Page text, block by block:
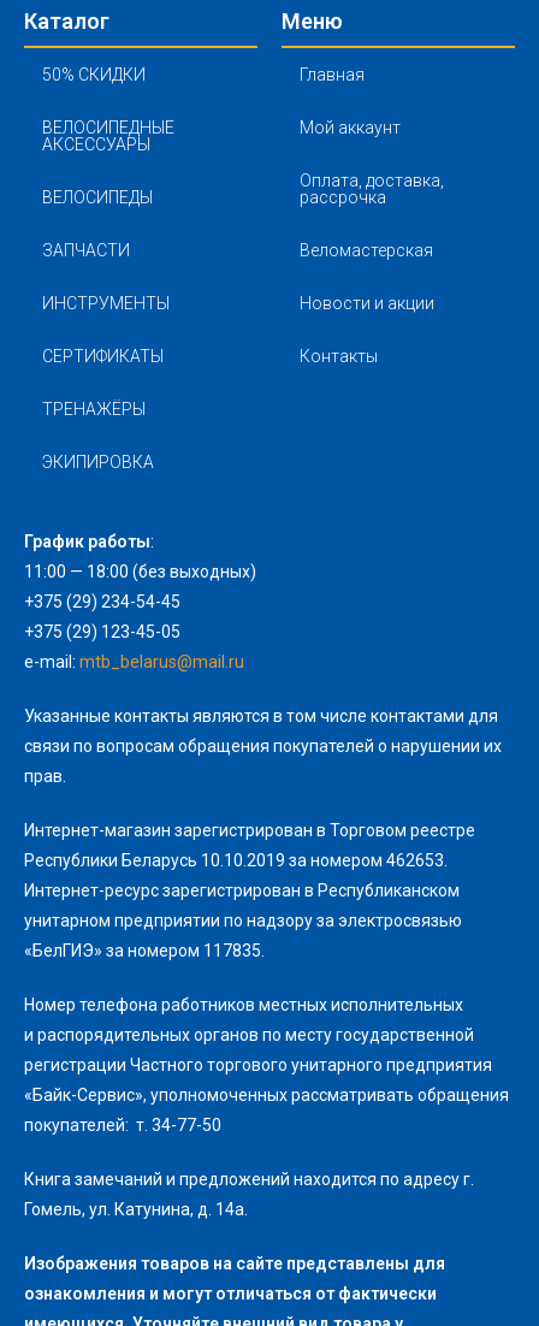
Каталог
50% СКИДКИ
ВЕЛОСИПЕДНЫЕ
АКСЕССУАРЫ
ВЕЛОСИПЕДЫ
ЗАПЧАСТИ
ИНСТРУМЕНТЫ
СЕРТИФИКАТЫ
ТРЕНАЖЁРЫ
ЭКИПИРОВКА
Меню
Главная
Мой аккаунт
Оплата, доставка,
рассрочка
Веломастерская
Новости и акции
Контакты
График работы:
11:00 — 18:00 (без выходных)
+375 (29) 234-54-45
+375 (29) 123-45-05
e-mail: mtb_belarus@mail.ru
Указанные контакты являются в том числе контактами для
связи по вопросам обращения покупателей о нарушении их
прав.
Интернет-магазин зарегистрирован в Торговом реестре
Республики Беларусь 10.10.2019 за номером 462653.
Интернет-ресурс зарегистрирован в Республиканском
унитарном предприятии по надзору за электросвязью
«БелГИЭ» за номером 117835.
Номер телефона работников местных исполнительных
и распорядительных органов по месту государственной
регистрации Частного торгового унитарного предприятия
«Байк-Сервис», уполномоченных рассматривать обращения
покупателей: т. 34-77-50
Книга замечаний и предложений находится по адресу г.
Гомель, ул. Катунина, д. 14а.
Изображения товаров на сайте представлены для
ознакомления и могут отличаться от фактически